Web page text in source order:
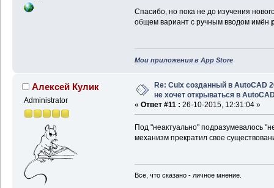
Спасибо, но пока не до изучения
общем вариант с ручным вводом имён
Мои приложения в App Store
Алексей Кулик
Administrator
Re: Cuix созданный в AutoCAD
не хочет открываться в
« Ответ #11 : 26-10-2015, 12:31:04 »
Под "неактуально" подразумевалось
механизм прекратил свое
Все, что сказано - личное мнение.